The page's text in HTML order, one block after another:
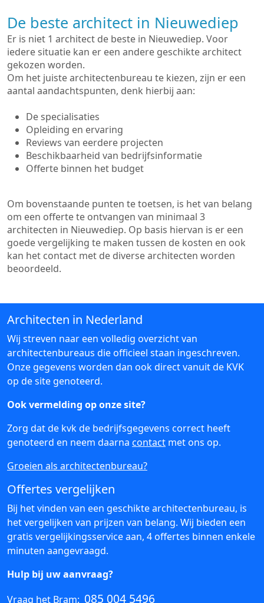
De beste architect in Nieuwediep
Er is niet 1 architect de beste in Nieuwediep. Voor
iedere situatie kan er een andere geschikte architect
gekozen worden.
Om het juiste architectenbureau te kiezen, zijn er een
aantal aandachtspunten, denk hierbij aan:
De specialisaties
Opleiding en ervaring
Reviews van eerdere projecten
Beschikbaarheid van bedrijfsinformatie
Offerte binnen het budget
Om bovenstaande punten te toetsen, is het van belang
om een offerte te ontvangen van minimaal 3
architecten in Nieuwediep. Op basis hiervan is er een
goede vergelijking te maken tussen de kosten en ook
kan het contact met de diverse architecten worden
beoordeeld.
Architecten in Nederland
Wij streven naar een volledig overzicht van
architectenbureaus die officieel staan ingeschreven.
Onze gegevens worden dan ook direct vanuit de KVK
op de site genoteerd.
Ook vermelding op onze site?
Zorg dat de kvk de bedrijfsgegevens correct heeft
genoteerd en neem daarna contact met ons op.
Groeien als architectenbureau?
Offertes vergelijken
Bij het vinden van een geschikte architectenbureau, is
het vergelijken van prijzen van belang. Wij bieden een
gratis vergelijkingsservice aan, 4 offertes binnen enkele
minuten aangevraagd.
Hulp bij uw aanvraag?
Vraag het Bram: 085 004 5496